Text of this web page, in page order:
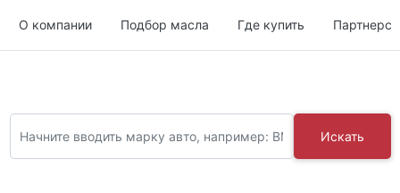
О компании Подбор масла Где купить
Искать